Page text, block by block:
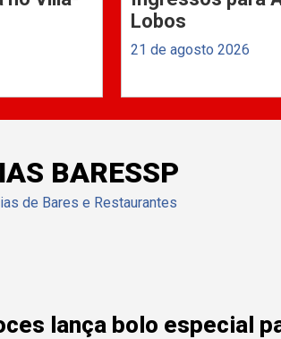
Lobos
21 de agosto 2026
BARESSP
de Bares e Restaurantes
lança bolo especial